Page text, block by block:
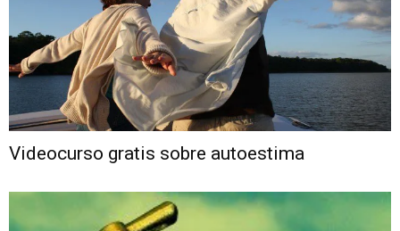
Videocurso gratis sobre autoestima